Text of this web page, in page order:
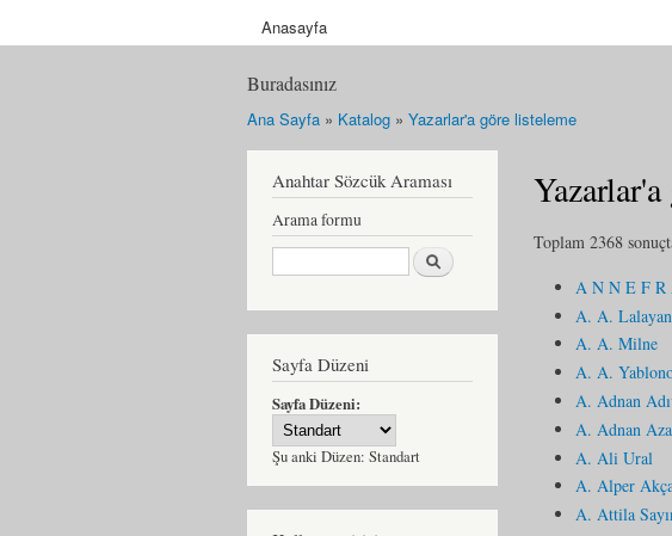
Anasayfa
Buradasınız
Ana Sayfa » Katalog » Yazarlar'a göre listeleme
Anahtar Sözcük Araması
Arama formu
Ara
Sayfa Düzeni
Sayfa Düzeni:
Şu anki Düzen: Standart
Toplam 2368
A N N E F
A. A. Lalayan
A. A. Milne
A. A.
A. Adnan
A. Adnan
A. Ali Ural
A. Alper
A. Attila